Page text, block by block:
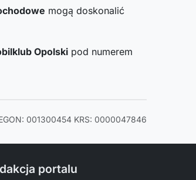
mogą doskonalić
Opolski pod numerem
001300454 KRS: 0000047846
portalu